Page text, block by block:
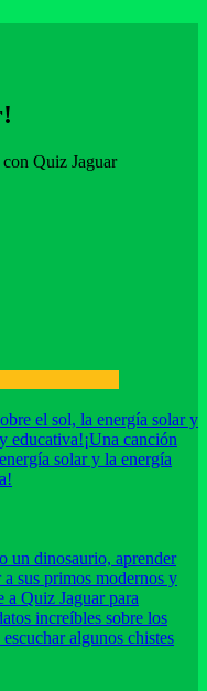
Quiz Jaguar
el sol, la energía solar y
educativa!¡Una canción
solar y la energía
un dinosaurio, aprender
sus primos modernos y
a Quiz Jaguar para
increíbles sobre los
algunos chistes